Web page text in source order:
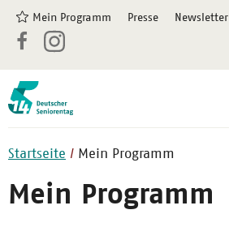
Mein Programm Presse Newsletter
Startseite Mein Programm
Mein Programm